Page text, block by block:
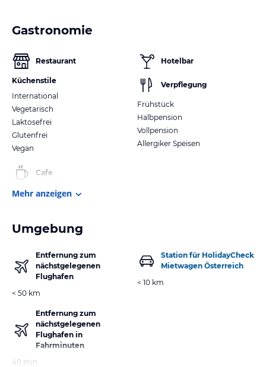
Gastronomie
Restaurant
Küchenstile
International
Vegetarisch
Laktosefrei
Glutenfrei
Vegan
Cafe
Hotelbar
Verpflegung
Frühstück
Halbpension
Vollpension
Allergiker Speisen
Mehr anzeigen
Umgebung
Entfernung zum
nächstgelegenen
Flughafen
< 50 km
Entfernung zum
nächstgelegenen
Flughafen in
Fahrminuten
40 min
Station für HolidayCheck
Mietwagen Österreich
< 10 km